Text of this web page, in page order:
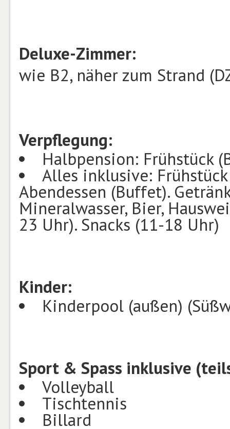
Deluxe-Zimmer:
wie B2, näher zum Strand
Verpflegung:
Halbpension: Frühstück
Alles inklusive:
Abendessen (Buffet).
Mineralwasser, Bier,
23 Uhr). Snacks (11-18 Uhr)
Kinder:
Kinderpool (außen)
Sport & Spass inklusive
Volleyball
Tischtennis
Billard